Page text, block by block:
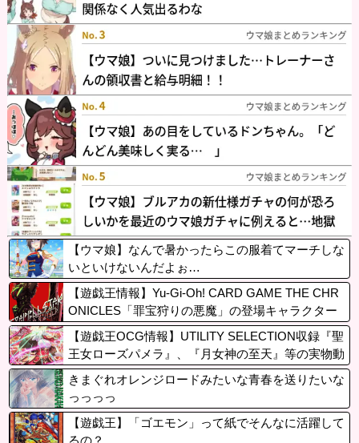
【ウマ娘】なんで暑かったらこの服着てマーチしな
いといけないんだよぉ…
【遊戯王情報】Yu-Gi-Oh! CARD GAME THE CHR
ONICLES「罪宝狩りの悪魔」の登場キャラクター
から「黒魔女ディアベルスター」役の瀬戸麻沙美
さんによる キャストコメント公開！
【遊戯王OCG情報】UTILITY SELECTION収録『聖
王女ローズパメラ』、『月女神の至天』等の実物動
画
きまぐれオレンジロードみたいな青春を送りたいな
っっっっ
【遊戯王】「ゴエモン」って紙でそんなに活躍して
るの？